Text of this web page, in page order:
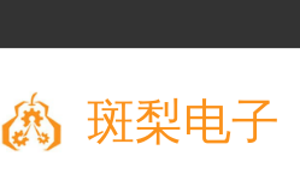
斑梨电子